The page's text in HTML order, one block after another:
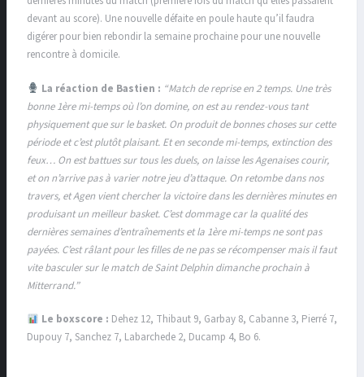
devant au score). Une nouvelle défaite en poule haute qu’il faudra
digérer pour bien rebondir la semaine prochaine pour une nouvelle
rencontre à domicile.
La réaction de Bastien : “Match de reprise en 2 temps. Une très
bonne 1ère mi-temps où l’on domine, on est au rendez-vous tant
physiquement que sur le basket. On produit de bonnes choses sur cette
période et c’est plutôt plaisant. Et en seconde mi-temps, extinction des
feux… On est battues sur tous les duels, on laisse les Agenaises courir,
et on n’arrive pas à varier notre jeu d’attaque. On retombe dans nos
travers, et Agen vient chercher la victoire dans les dernières minutes en
produisant un meilleur basket. C’est dommage car la qualité des
dernières semaines d’entraînements et la 1ère mi-temps ne sont pas
payées. C’est râlant pour les filles de ne pas se récompenser mais il faut
vite basculer sur le match de Saint Delphin dimanche prochain à
Mitterrand.”
Le boxscore : Dehez 12, Thibaut 9, Garbay 8, Cabanne 3, Pierré 7,
Dupouy 7, Sanchez 7, Labarchede 2, Ducamp 4, Bo 6.